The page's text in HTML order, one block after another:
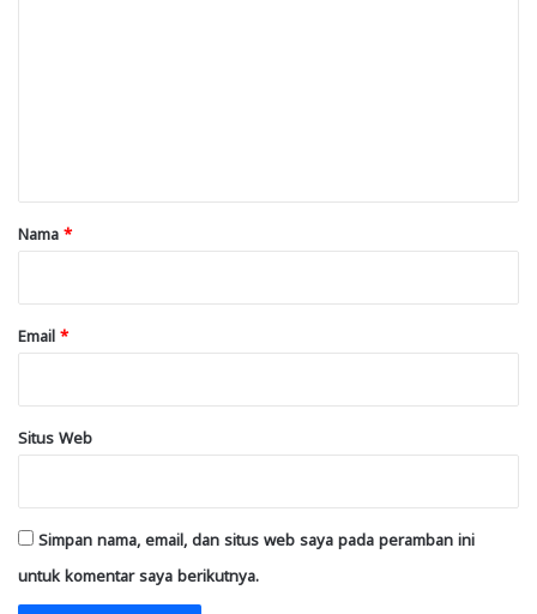
rNama *
Email *
Situs Web
Simpan nama, email, dan situs web saya pada peramban ini
untuk komentar saya berikutnya.